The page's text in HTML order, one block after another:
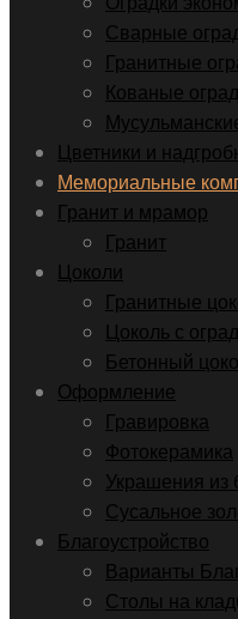
Сварные
Гранитные
Кованые
Цветники и
Мемориальные
Гранит и мрамор
Гранит
Цоколи
Гранитные
Цоколь с
Бетонный
Оформление
Гравировка
Фотокерамика
Украшения из
Сусальное
Благоустройство
Варианты
Столы на